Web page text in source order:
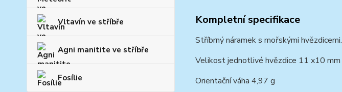
Vltavín ve stříbře
Agni manitite ve stříbře
Fosílie
Kompletní specifikace
Stříbrný náramek s mořskými hvězdicemi.
Velikost jednotlivé hvězdice 11 x10 mm
Orientační váha 4,97 g